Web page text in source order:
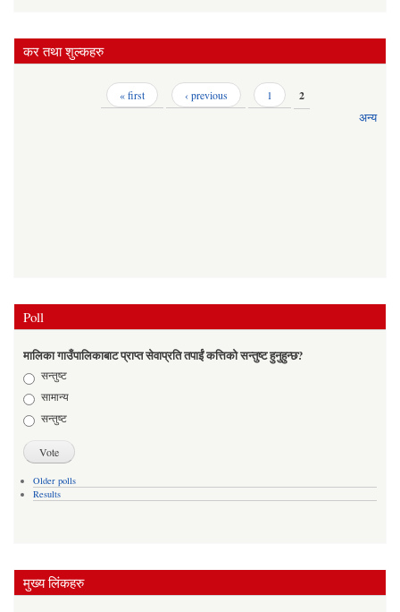
कर तथा शुल्कहरु
« first ‹ previous 1
2
अन्य
Poll
मालिका गाउँपालिकाबाट प्राप्त सेवाप्रति तपाईं कत्तिको सन्तुष्ट हुनुहुन्छ?
Choices
सन्तुष्ट
सामान्य
सन्तुष्ट
Older polls
Results
मुख्य लिंकहरु